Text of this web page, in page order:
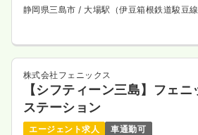
静岡県三島市 / 大場駅（伊豆箱根鉄道駿豆
株式会社フェニックス
【シフティーン三島】フェ
ステーション
エージェント求人
車通勤可